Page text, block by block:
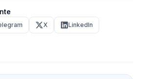
X LinkedIn